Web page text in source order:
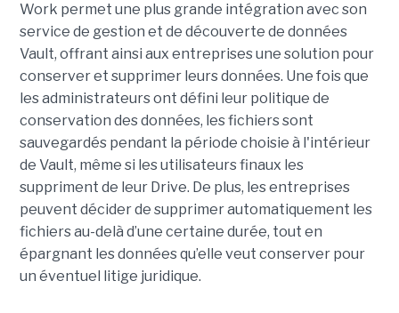
Work permet une plus grande intégration avec son
service de gestion et de découverte de données
Vault, offrant ainsi aux entreprises une solution pour
conserver et supprimer leurs données. Une fois que
les administrateurs ont défini leur politique de
conservation des données, les fichiers sont
sauvegardés pendant la période choisie à l'intérieur
de Vault, même si les utilisateurs finaux les
suppriment de leur Drive. De plus, les entreprises
peuvent décider de supprimer automatiquement les
fichiers au-delà d’une certaine durée, tout en
épargnant les données qu’elle veut conserver pour
un éventuel litige juridique.